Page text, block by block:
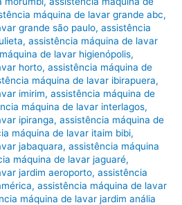
máquina de lavar grande abc,
grande são paulo,assistência
,assistência máquina de lavar
de lavar higienópolis,
horto,assistência máquina de
máquina de lavar ibirapuera,
imirim,assistência máquina de
máquina de lavar interlagos,
ipiranga,assistência máquina de
máquina de lavar itaim bibi,
jabaquara,assistência máquina
máquina de lavar jaguaré,
jardim aeroporto,assistência
,assistência máquina de lavar
máquina de lavar jardim anália